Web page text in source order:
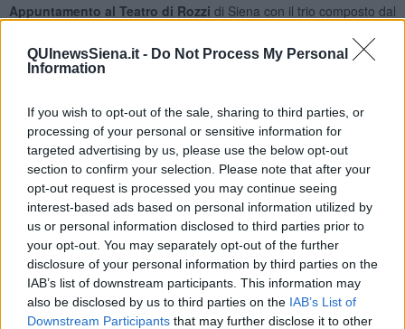
QUInewsSiena.it - Do Not Process My Personal
Information
If you wish to opt-out of the sale, sharing to third parties, or
processing of your personal or sensitive information for
targeted advertising by us, please use the below opt-out
section to confirm your selection. Please note that after your
opt-out request is processed you may continue seeing
interest-based ads based on personal information utilized by
us or personal information disclosed to third parties prior to
your opt-out. You may separately opt-out of the further
disclosure of your personal information by third parties on the
IAB’s list of downstream participants. This information may
also be disclosed by us to third parties on the IAB’s List of
Downstream Participants that may further disclose it to other
Appuntamento al Teatro di Rozzi di Siena con il trio composto dal
violoncellistaEnrico Bronzi, è una delle più prestigiose formazioni
cameristiche del nostro tempo. Costituitosi nel 1990, il Trio ha da
significativi e un’ampia discografia.
Formatosi alla scuola del Trio di Trieste presso l’Accademia
Musicale Chigiana negli anni decisivi della sua fondazione, il
gruppo fa il suo gradito ritorno a Siena con un programma
particolare, che mette a confronto le opere di due grandi autori: il
Trio n. 3 in due movimenti del compositore argentinoMauricio
Kagele il Trio con pianoforte in la minore, op. 50 diPëtr Il’ič
Čajkovskij.